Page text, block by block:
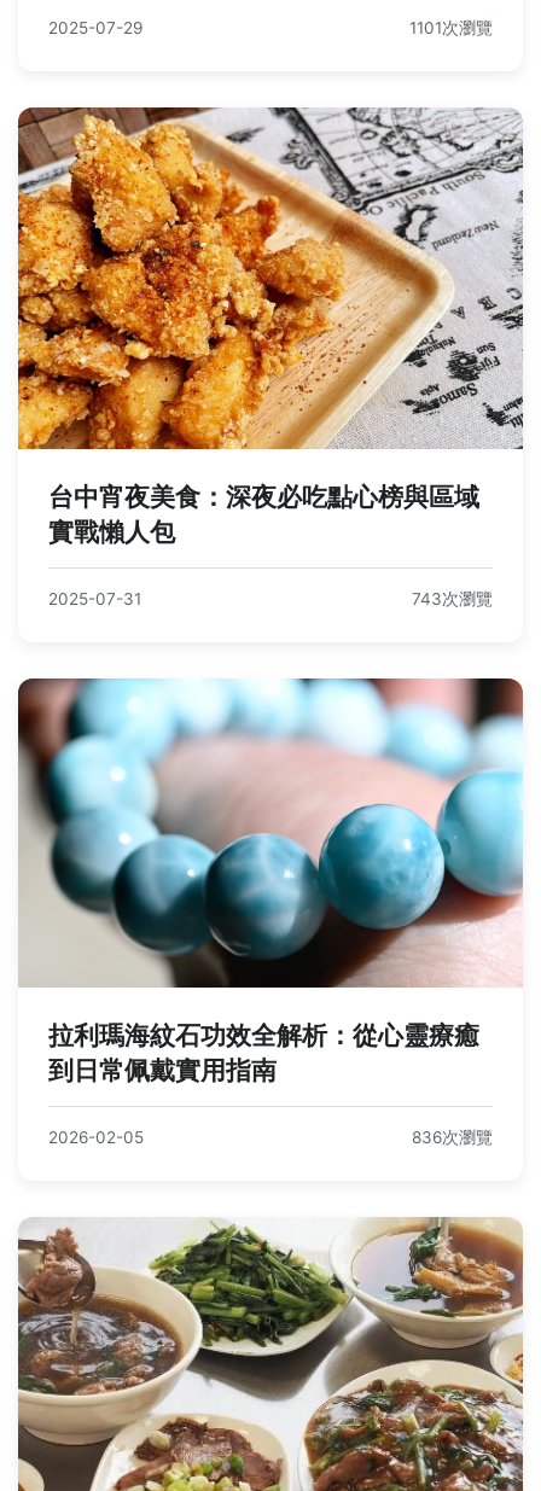
2025-07-29 1101次瀏覽
台中宵夜美食：深夜必吃點心榜與區域
實戰懶人包
2025-07-31 743次瀏覽
拉利瑪海紋石功效全解析：從心靈療癒
到日常佩戴實用指南
2026-02-05 836次瀏覽